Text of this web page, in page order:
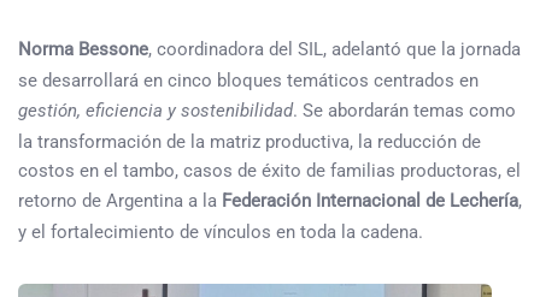
Norma Bessone, coordinadora del SIL, adelantó que la jornada
se desarrollará en cinco bloques temáticos centrados en
gestión, eficiencia y sostenibilidad. Se abordarán temas como
la transformación de la matriz productiva, la reducción de
costos en el tambo, casos de éxito de familias productoras, el
retorno de Argentina a la Federación Internacional de Lechería,
y el fortalecimiento de vínculos en toda la cadena.